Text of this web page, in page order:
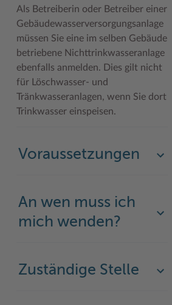
Als Betreiberin oder Betreiber einer
Gebäudewasserversorgungsanlage
müssen Sie eine im selben Gebäude
betriebene Nichttrinkwasseranlage
ebenfalls anmelden. Dies gilt nicht
für Löschwasser- und
Tränkwasseranlagen, wenn Sie dort
Trinkwasser einspeisen.
Voraussetzungen
An wen muss ich
mich wenden?
Zuständige Stelle